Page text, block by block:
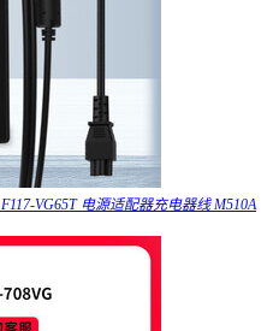
VG65T 电源适配器充电器线 M510A